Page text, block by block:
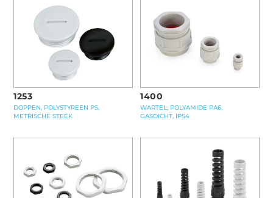
1253
DOPPEN, POLYSTYREEN PS,
METRISCHE STEEK
1400
WARTEL, POLYAMIDE PA6,
GASDICHT, IP54